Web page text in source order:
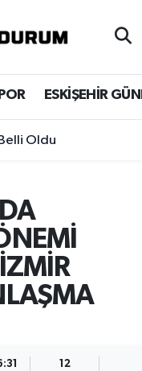
ESKİŞEHİR
Oldu
12